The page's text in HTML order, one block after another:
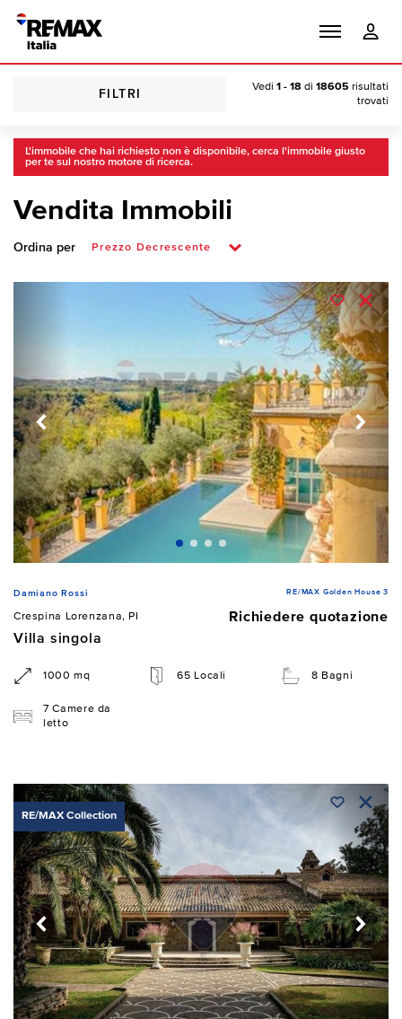
FILTRI
Vedi 1 - 18 di 18605 risultati
trovati
L'immobile che hai richiesto non è disponibile, cerca l'immobile giusto
per te sul nostro motore di ricerca.
Vendita Immobili
Ordina per
Damiano Rossi RE/MAX Golden House 3
Crespina Lorenzana, PI
Richiedere quotazione
Villa singola
1000 mq 65 Locali 8 Bagni
7 Camere da
letto
RE/MAX Collection